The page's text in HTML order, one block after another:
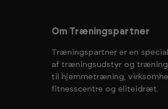
Om Træningspartner
Træningspartner er en
af træningsudstyr og
til hjemmetræning,
fitnesscentre og eliteidræt.